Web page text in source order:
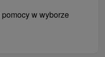
w wyborze